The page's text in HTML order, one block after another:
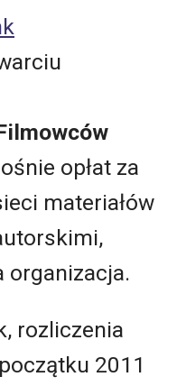
opłat za
materiałów
organizacja.
rozliczenia
2011